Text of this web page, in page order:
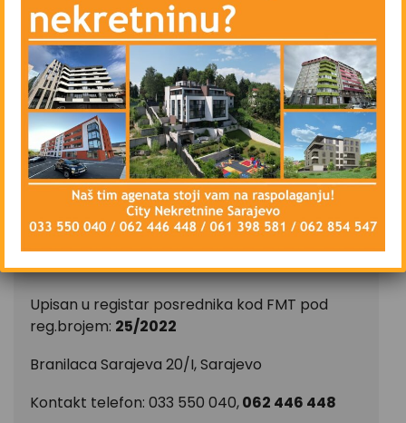
Poslovni prostor se iznajmljuje isključivo na duži
vremenski period, ugovorna obaveza od
najmanje godinu dana.
U cijenu mjesečnog zakupa nisu uključeni
režijski troškovi.
U cijenu mjesečnog zakupa nije uključen PDV
17%.
CIJENA: 22 KM po m2, ukupno 2.970 KM bez
PDV-a
CITY Nekretnine d.o.o.
Upisan u registar posrednika kod FMT pod
reg.brojem: 25/2022
Branilaca Sarajeva 20/I, Sarajevo
Kontakt telefon: 033 550 040,062 446 448